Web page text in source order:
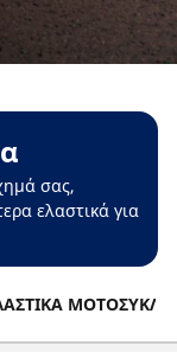
σας,
ελαστικά για